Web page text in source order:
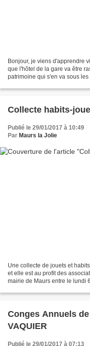
Bonjour, je viens d'apprendre
que l'hôtel de la gare va être
patrimoine qui s'en va sous
Collecte habits-
Publié le 29/01/2017 à 10:49
Par Maurs la Jolie
Une collecte de jouets et
et elle est au profit des
mairie de Maurs entre le lundi
Conges Annuels
VAQUIER
Publié le 29/01/2017 à 07:13